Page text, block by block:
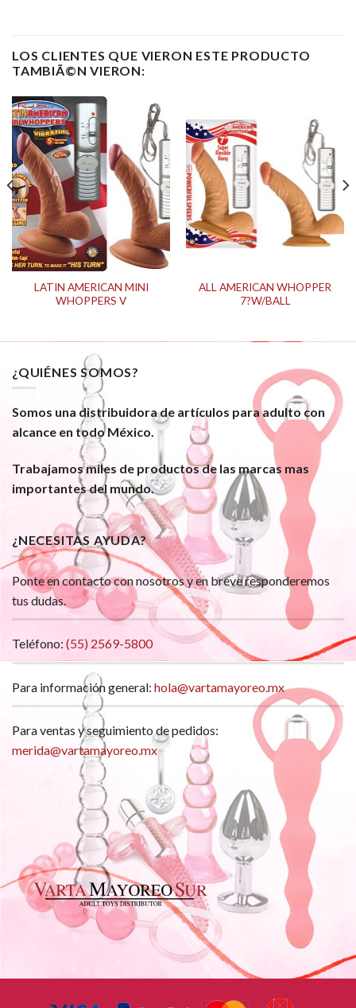
LOS CLIENTES QUE VIERON ESTE PRODUCTO
TAMBIÃ©N VIERON:
LATIN AMERICAN MINI
WHOPPERS V
ALL AMERICAN WHOPPER
7?W/BALL
¿QUIÉNES SOMOS?
Somos una distribuidora de artículos para adulto con
alcance en todo México.
Trabajamos miles de productos de las marcas mas
importantes del mundo.
¿NECESITAS AYUDA?
Ponte en contacto con nosotros y en breve responderemos
tus dudas.
Teléfono: (55) 2569-5800
Para información general: hola@vartamayoreo.mx
Para ventas y seguimiento de pedidos:
merida@vartamayoreo.mx